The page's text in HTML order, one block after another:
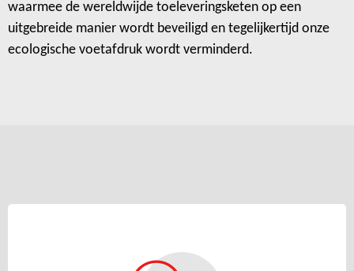
waarmee de wereldwijde toeleveringsketen op een
uitgebreide manier wordt beveiligd en tegelijkertijd onze
ecologische voetafdruk wordt verminderd.